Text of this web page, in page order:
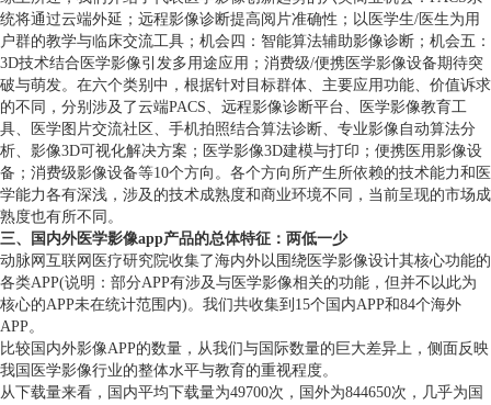
统将通过云端外延；远程影像诊断提高阅片准确性；以医学生/医生为用
户群的教学与临床交流工具；机会四：智能算法辅助影像诊断；机会五：
3D技术结合医学影像引发多用途应用；消费级/便携医学影像设备期待突
破与萌发。在六个类别中，根据针对目标群体、主要应用功能、价值诉求
的不同，分别涉及了云端PACS、远程影像诊断平台、医学影像教育工
具、医学图片交流社区、手机拍照结合算法诊断、专业影像自动算法分
析、影像3D可视化解决方案；医学影像3D建模与打印；便携医用影像设
备；消费级影像设备等10个方向。各个方向所产生所依赖的技术能力和医
学能力各有深浅，涉及的技术成熟度和商业环境不同，当前呈现的市场成
熟度也有所不同。
三、国内外医学影像app产品的总体特征：两低一少
动脉网互联网医疗研究院收集了海内外以围绕医学影像设计其核心功能的
各类APP(说明：部分APP有涉及与医学影像相关的功能，但并不以此为
核心的APP未在统计范围内)。我们共收集到15个国内APP和84个海外
APP。
比较国内外影像APP的数量，从我们与国际数量的巨大差异上，侧面反映
我国医学影像行业的整体水平与教育的重视程度。
从下载量来看，国内平均下载量为49700次，国外为844650次，几乎为国